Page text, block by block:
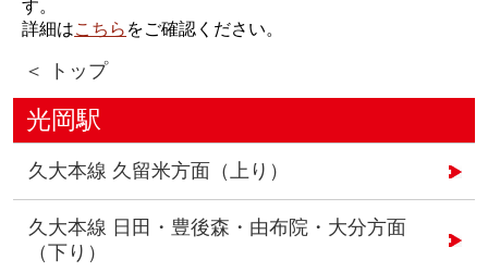
す。
詳細はこちら をご確認ください。
＜ トップ
光岡駅
久大本線 久留米方面（上り）
久大本線 日田・豊後森・由布院・大分方面
（下り）